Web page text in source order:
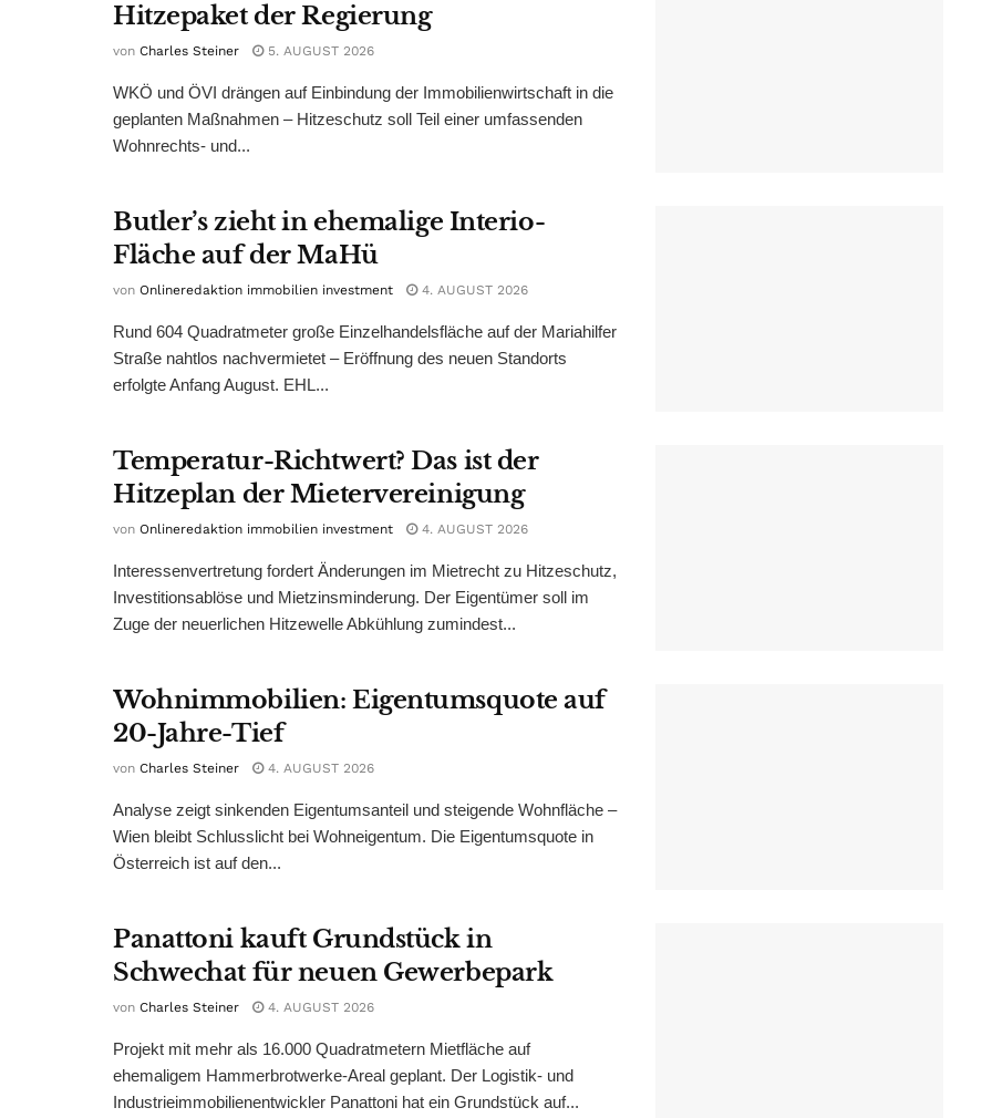
Hitzepaket der Regierung
von Charles Steiner 5. AUGUST 2026
WKÖ und ÖVI drängen auf Einbindung der Immobilienwirtschaft in die
geplanten Maßnahmen – Hitzeschutz soll Teil einer umfassenden
Wohnrechts- und...
Butler’s zieht in ehemalige Interio-
Fläche auf der MaHü
von Onlineredaktion immobilien investment 4. AUGUST 2026
Rund 604 Quadratmeter große Einzelhandelsfläche auf der Mariahilfer
Straße nahtlos nachvermietet – Eröffnung des neuen Standorts
erfolgte Anfang August. EHL...
Temperatur-Richtwert? Das ist der
Hitzeplan der Mietervereinigung
von Onlineredaktion immobilien investment 4. AUGUST 2026
Interessenvertretung fordert Änderungen im Mietrecht zu Hitzeschutz,
Investitionsablöse und Mietzinsminderung. Der Eigentümer soll im
Zuge der neuerlichen Hitzewelle Abkühlung zumindest...
Wohnimmobilien: Eigentumsquote auf
20-Jahre-Tief
von Charles Steiner 4. AUGUST 2026
Analyse zeigt sinkenden Eigentumsanteil und steigende Wohnfläche –
Wien bleibt Schlusslicht bei Wohneigentum. Die Eigentumsquote in
Österreich ist auf den...
Panattoni kauft Grundstück in
Schwechat für neuen Gewerbepark
von Charles Steiner 4. AUGUST 2026
Projekt mit mehr als 16.000 Quadratmetern Mietfläche auf
ehemaligem Hammerbrotwerke-Areal geplant. Der Logistik- und
Industrieimmobilienentwickler Panattoni hat ein Grundstück auf...